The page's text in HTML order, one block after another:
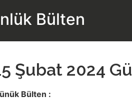
Bülten
Şubat 2024
Bülten :